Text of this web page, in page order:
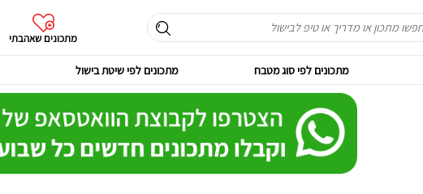
מתכונים שאהבתי
מתכונים לפי סוג מטבח מתכונים לפי שיטת בישול